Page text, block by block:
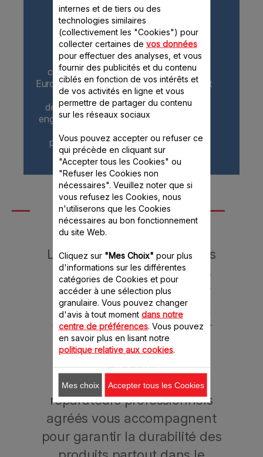
* Plus de 96% des produits
commercialisés par le Groupe Seb en
Europe en 2021 respectaient l'engagement
10 ans qui était valable jusqu'au 31
décembre 2021 et est remplacé par un
engagement 15 ans au juste prix depuis le
1er janvier 2022. Pièces détachées
pouvant être issues de technologies
alternatives.
Moulinex près de
chez vous
Le meilleur service pour vos
produits est assuré par les
professionnels formés par
Moulinex, qui chercheront
toujours une solution pour
prolonger l’utilisation d’un
produit.
Aujourd’hui, plus de 6200
réparateurs professionnels
agréés vous accompagnent
pour garantir la durabilité des
internes et de tiers ou des
technologies similaires
(collectivement les "Cookies") pour
collecter certaines de vos données
pour effectuer des analyses, et vous
fournir des publicités et du contenu
ciblés en fonction de vos intérêts et
de vos activités en ligne et vous
permettre de partager du contenu
sur les réseaux sociaux
Vous pouvez accepter ou refuser ce
qui précède en cliquant sur
"Accepter tous les Cookies" ou
"Refuser les Cookies non
nécessaires". Veuillez noter que si
vous refusez les Cookies, nous
n'utiliserons que les Cookies
nécessaires au bon fonctionnement
du site Web.
Cliquez sur "Mes Choix" pour plus
d'informations sur les différentes
catégories de Cookies et pour
accéder à une sélection plus
granulaire. Vous pouvez changer
d'avis à tout moment dans notre
centre de préférences. Vous pouvez
en savoir plus en lisant notre
politique relative aux cookies.
Mes choix Accepter tous les Cookies